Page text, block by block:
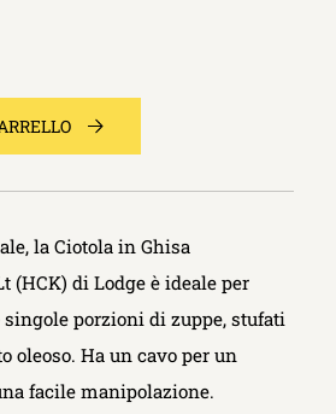
la Ciotola in Ghisa
(HCK) di Lodge è ideale per
singole porzioni di zuppe, stufati
oleoso. Ha un cavo per un
facile manipolazione.